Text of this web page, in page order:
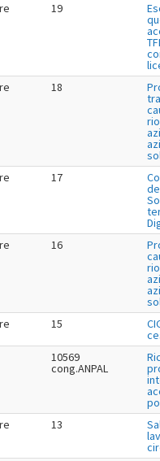
19
18
17
16
15
10569
cong.ANPAL
13